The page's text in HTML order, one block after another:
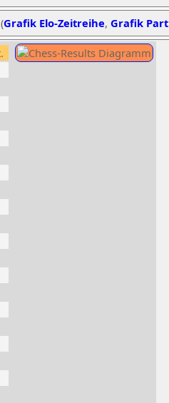
Grafik Elo-Zeitreihe, Grafik